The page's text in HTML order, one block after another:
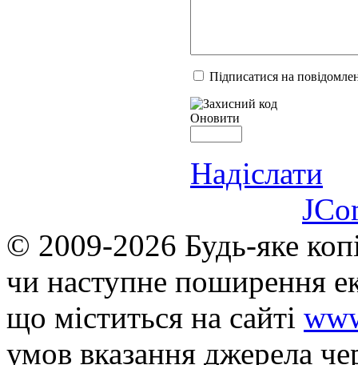
Підписатися на
Оновити
Надіслати
© 2009-2026 Будь-яке
чи наступне поширення
що мiститься на сайті
умов вказання джерела